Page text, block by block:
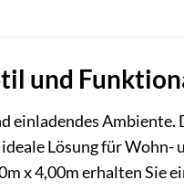
und
einladendes Ambiente.
Lösung für Wohn-
x 4,00m erhalten Sie